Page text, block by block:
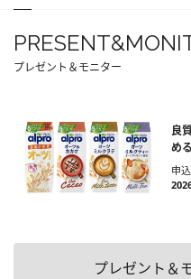
プレゼント＆モニター
良
め
申
プレゼント＆